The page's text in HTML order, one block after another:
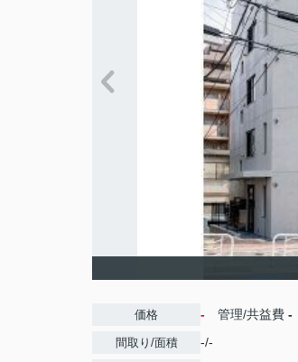
価格 - 管理/共益費 -
間取り/面積 -/-